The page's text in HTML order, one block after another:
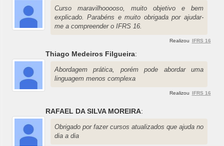
Curso maravilhooooso, muito objetivo e bem
explicado. Parabéns e muito obrigada por ajudar-
me a compreender o IFRS 16.
Realizou IFRS 16
Thiago Medeiros Filgueira:
Abordagem prática, porém pode abordar uma
linguagem menos complexa
Realizou IFRS 16
RAFAEL DA SILVA MOREIRA:
Obrigado por fazer cursos atualizados que ajuda no
dia a dia